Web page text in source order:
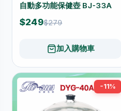
自動多功能保健壺 BJ-33A
$249$279
加入購物車
-11%